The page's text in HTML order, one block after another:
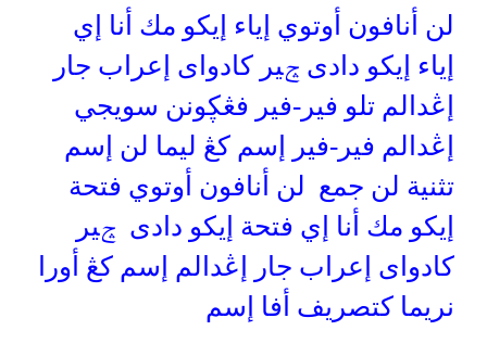
لن أنافون أوتوي إياء إيكو مك أنا إي
إياء إيكو دادى ݘير كادواى إعراب جار
إڠدالم تلو فير-فير فڠڮونن سويجي
إڠدالم فير-فير إسم كڠ ليما لن إسم
تثنية لن جمع لن أنافون أوتوي فتحة
إيكو مك أنا إي فتحة إيكو دادى ݘير
كادواى إعراب جار إڠدالم إسم كڠ أورا
نريما كتصريف أفا إسم